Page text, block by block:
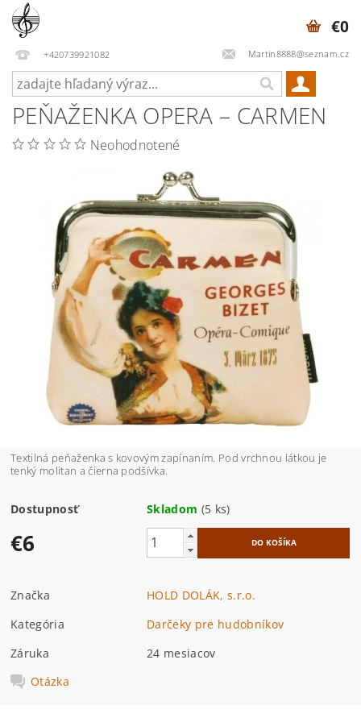
+420739921082 Martin8888@seznam.cz
€0
PEŇAŽENKA OPERA – CARMEN
Neohodnotené
Textilná peňaženka s kovovým zapínaním. Pod vrchnou látkou je
tenký molitan a čierna podšívka.
Dostupnosť Skladom (5 ks)
€6
Značka
HOLD DOLÁK, s.r.o.
Kategória
Darčeky pre hudobníkov
Záruka
24 mesiacov
Otázka